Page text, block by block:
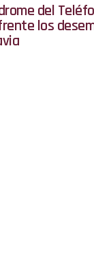
del
los